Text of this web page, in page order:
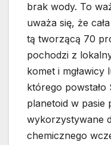
brak wody. To
uważa się, że
tą tworzącą 70
pochodzi z
komet i mgławicy
którego powstało
planetoid w pasie
wykorzystywane
chemicznego